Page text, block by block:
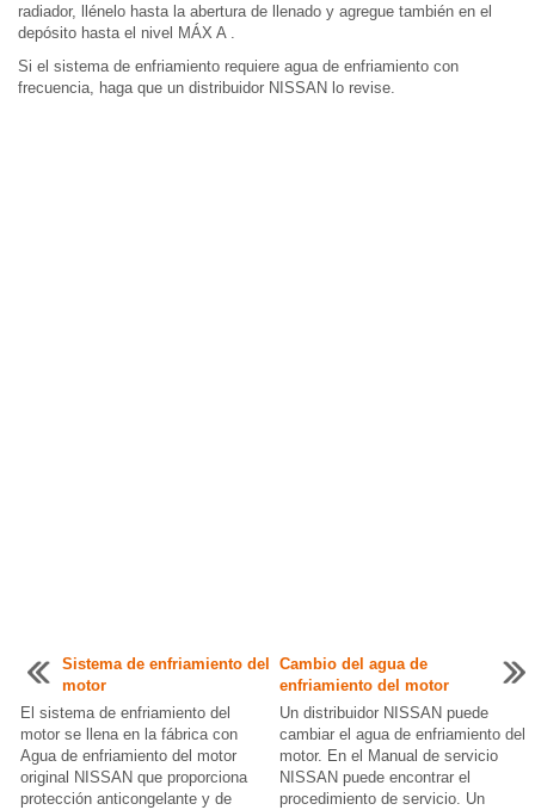
radiador, llénelo hasta la abertura de llenado y agregue también en el
depósito hasta el nivel MÁX A .
Si el sistema de enfriamiento requiere agua de enfriamiento con
frecuencia, haga que un distribuidor NISSAN lo revise.
Sistema de enfriamiento del
motor
El sistema de enfriamiento del
motor se llena en la fábrica con
Agua de enfriamiento del motor
original NISSAN que proporciona
protección anticongelante y de
Cambio del agua de
enfriamiento del motor
Un distribuidor NISSAN puede
cambiar el agua de enfriamiento del
motor. En el Manual de servicio
NISSAN puede encontrar el
procedimiento de servicio. Un